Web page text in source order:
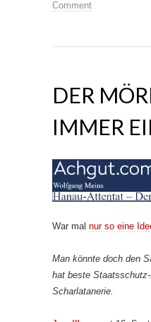
Comment
DER
IMMER
War mal nur so eine
Man könnte doch den
hat beste
Scharlatanerie.